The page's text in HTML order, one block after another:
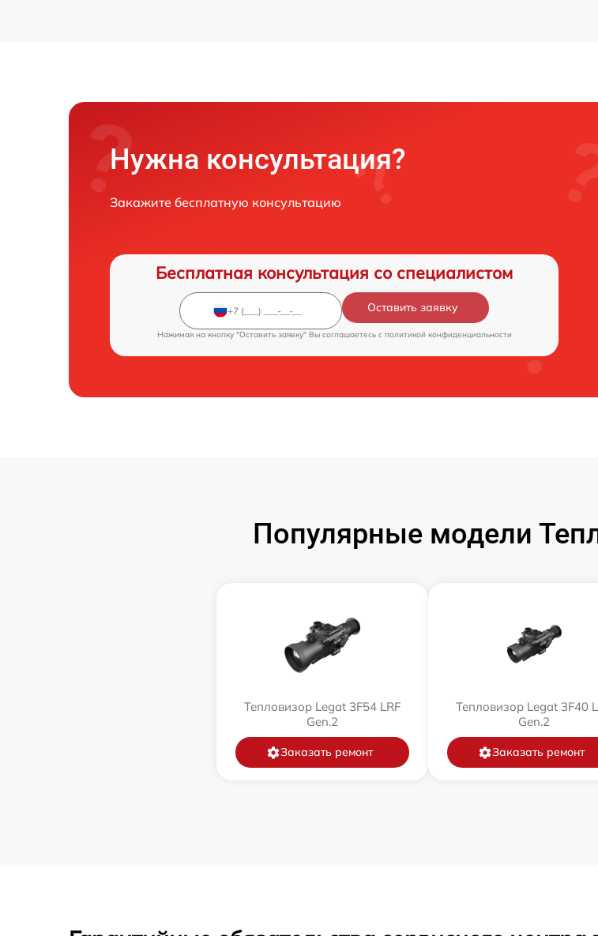
Нужна консультация?
Закажите бесплатную консультацию
Бесплатная консультация со специалистом
Оставить заявку
Нажимая на кнопку "Оставить заявку" Вы соглашаетесь c политикой конфиденциальности
Популярные модели
Тепловизор Legat 3F54 LRF
Gen.2
Заказать ремонт
Тепловизор Legat 3F40
Gen.2
Заказать ремонт